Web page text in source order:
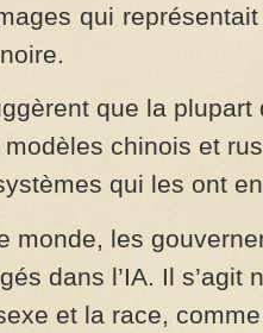
qui
que la
chinois et
qui les ont
monde, les
dans l’IA. Il
et la race,